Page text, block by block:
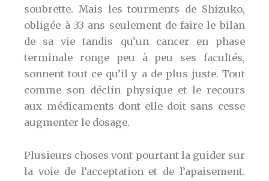
soubrette. Mais les tourments de Shizuko,
obligée à 33 ans seulement de faire le bilan
de sa vie tandis qu’un cancer en phase
terminale ronge peu à peu ses facultés,
sonnent tout ce qu’il y a de plus juste. Tout
comme son déclin physique et le recours
aux médicaments dont elle doit sans cesse
augmenter le dosage.
Plusieurs choses vont pourtant la guider sur
la voie de l’acceptation et de l’apaisement.